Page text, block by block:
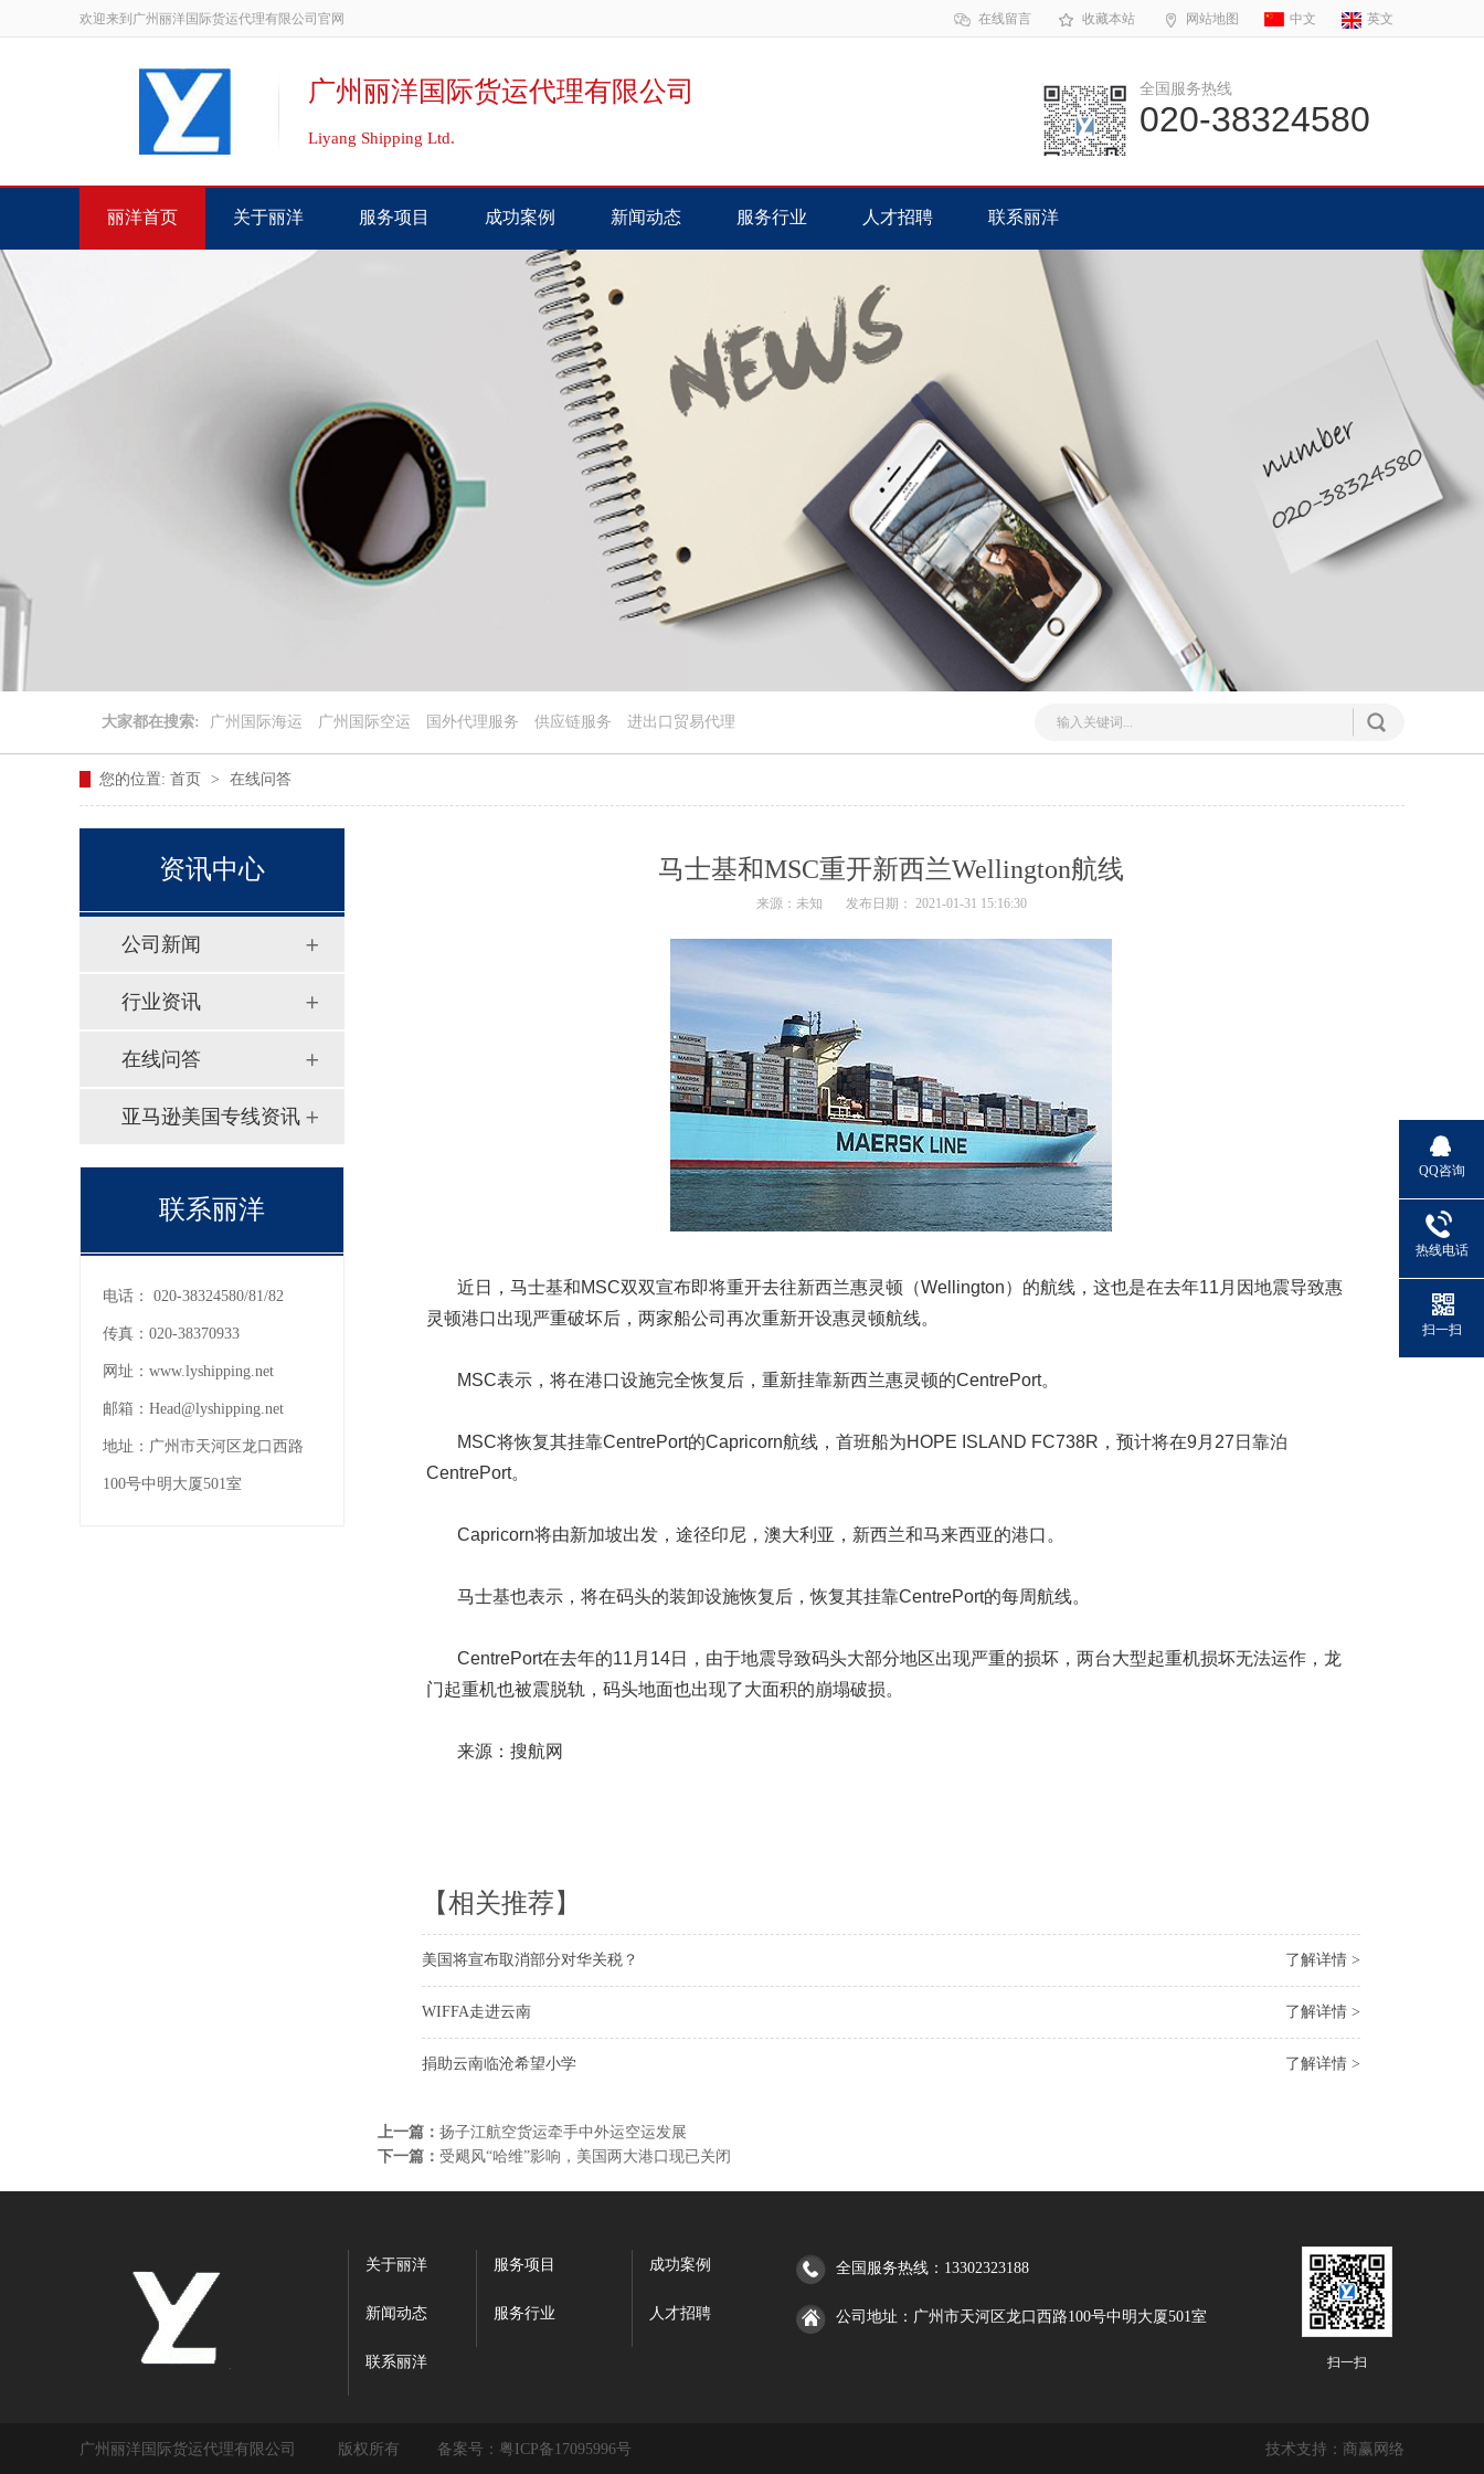
在线留言 收藏本站 网站地图 中文 英文
欢迎来到广州丽洋国际货运代理有限公司官网
广州丽洋国际货运代理有限公司
Liyang Shipping Ltd.
全国服务热线
020-38324580
丽洋首页 关于丽洋 服务项目 成功案例 新闻动态 服务行业 人才招聘 联系丽洋
大家都在搜索: 广州国际海运 广州国际空运 国外代理服务 供应链服务 进出口贸易代理
您的位置: 首页 > 在线问答
马士基和MSC重开新西兰Wellington航线
来源：未知 发布日期： 2021-01-31 15:16:30
近日，马士基和MSC双双宣布即将重开去往新西兰惠灵顿（Wellington）的航线，这也是在去年11月因地震导致惠
灵顿港口出现严重破坏后，两家船公司再次重新开设惠灵顿航线。
MSC表示，将在港口设施完全恢复后，重新挂靠新西兰惠灵顿的CentrePort。
MSC将恢复其挂靠CentrePort的Capricorn航线，首班船为HOPE ISLAND FC738R，预计将在9月27日靠泊
CentrePort。
Capricorn将由新加坡出发，途径印尼，澳大利亚，新西兰和马来西亚的港口。
马士基也表示，将在码头的装卸设施恢复后，恢复其挂靠CentrePort的每周航线。
CentrePort在去年的11月14日，由于地震导致码头大部分地区出现严重的损坏，两台大型起重机损坏无法运作，龙
门起重机也被震脱轨，码头地面也出现了大面积的崩塌破损。
来源：搜航网
【相关推荐】
了解详情 >
美国将宣布取消部分对华关税？
了解详情 >
WIFFA走进云南
了解详情 >
捐助云南临沧希望小学
上一篇： 扬子江航空货运牵手中外运空运发展
下一篇： 受飓风“哈维”影响，美国两大港口现已关闭
资讯中心
公司新闻
行业资讯
在线问答
亚马逊美国专线资讯
联系丽洋
电话： 020-38324580/81/82
传真： 020-38370933
网址： www.lyshipping.net
邮箱： Head@lyshipping.net
地址： 广州市天河区龙口西路
100号中明大厦501室
关于丽洋 服务项目 成功案例
新闻动态 服务行业 人才招聘
联系丽洋
全国服务热线：13302323188
公司地址：广州市天河区龙口西路100号中明大厦501室
扫一扫
技术支持： 商赢网络
广州丽洋国际货运代理有限公司 版权所有 备案号： 粤ICP备17095996号
QQ咨询
热线电话
扫一扫